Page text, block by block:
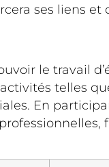
ses liens et
le travail
telles
En